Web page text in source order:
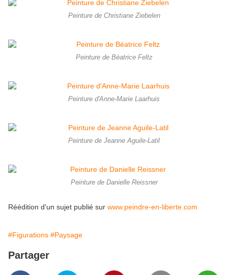
Peinture de Christiane Ziebelen
Peinture de Béatrice Feltz
Peinture d'Anne-Marie Laarhuis
Peinture de Jeanne Aguile-Latil
Peinture de Danielle Reissner
Réédition d'un sujet publié sur www.peindre-en-liberte.com
#Figurations #Paysage
Partager